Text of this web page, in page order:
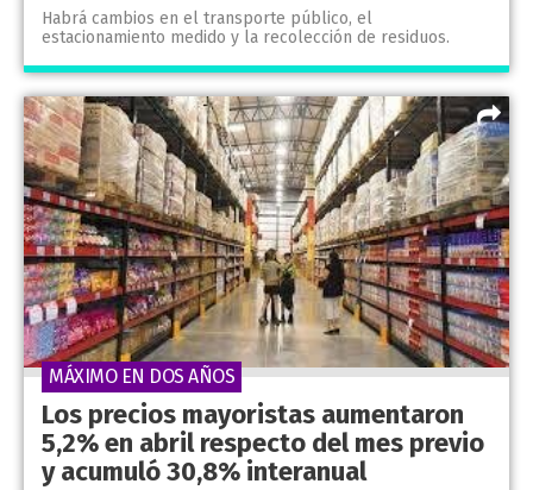
Habrá cambios en el transporte público, el
estacionamiento medido y la recolección de residuos.
Los precios mayoristas aumentaron
5,2% en abril respecto del mes previo
y acumuló 30,8% interanual
MÁXIMO EN DOS AÑOS